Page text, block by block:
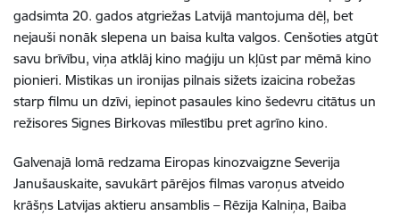
gadsimta 20. gados atgriežas Latvijā mantojuma dēļ, bet
nejauši nonāk slepena un baisa kulta valgos. Cenšoties atgūt
savu brīvību, viņa atklāj kino maģiju un kļūst par mēmā kino
pionieri. Mistikas un ironijas pilnais sižets izaicina robežas
starp filmu un dzīvi, iepinot pasaules kino šedevru citātus un
režisores Signes Birkovas mīlestību pret agrīno kino.
Galvenajā lomā redzama Eiropas kinozvaigzne Severija
Janušauskaite, savukārt pārējos filmas varoņus atveido
krāšņs Latvijas aktieru ansamblis – Rēzija Kalniņa, Baiba